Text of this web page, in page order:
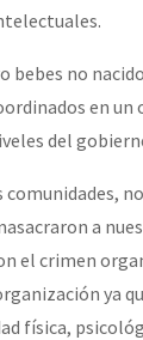
no
en
del
a
el crimen
ya
física,